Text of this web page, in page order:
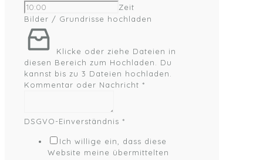
Zeit
Bilder / Grundrisse hochladen
Klicke oder ziehe Dateien in
diesen Bereich zum Hochladen.
Du
kannst bis zu 3 Dateien hochladen.
Kommentar oder Nachricht *
DSGVO-Einverständnis *
Ich willige ein, dass diese
Website meine übermittelten